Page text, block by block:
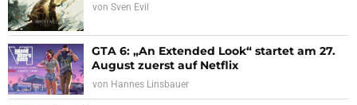
von Sven Evil
GTA 6: „An Extended Look“ startet am 27.
August zuerst auf Netflix
von Hannes Linsbauer